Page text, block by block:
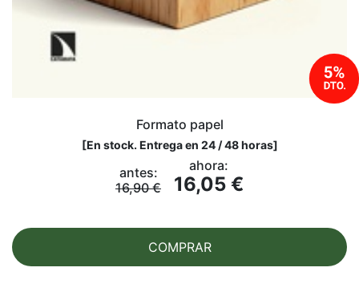
Formato papel
[En stock. Entrega en 24 / 48 horas]
antes:
16,90 €
ahora:
16,05 €
COMPRAR